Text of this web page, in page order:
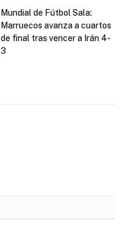
Mundial de Fútbol Sala:
Marruecos avanza a cuartos
de final tras vencer a Irán 4-
3